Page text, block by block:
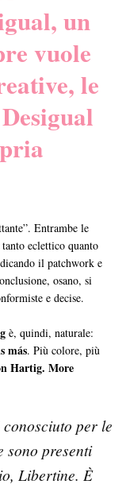
un
vuole
le
Entrambe le
eclettico quanto
il patchwork e
osano, si
e decise.
è, quindi, naturale:
más. Più colore, più
Hartig. More
conosciuto per le
sono presenti
Libertine. È